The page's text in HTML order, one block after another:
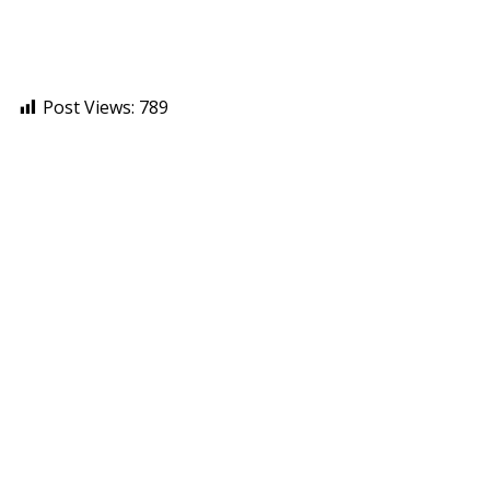
Post Views: 789